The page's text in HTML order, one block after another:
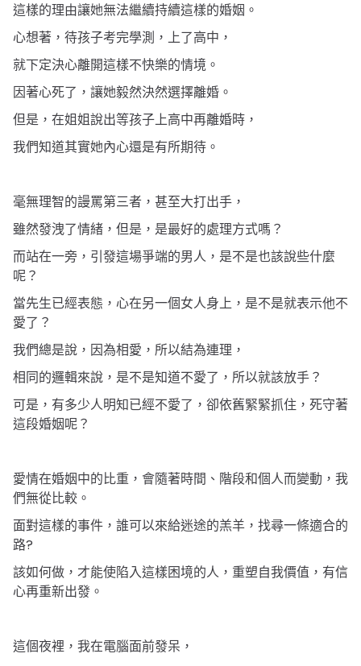
這樣的理由讓她無法繼續持續這樣的婚姻。
心想著，待孩子考完學測，上了高中，
就下定決心離開這樣不快樂的情境。
因著心死了，讓她毅然決然選擇離婚。
但是，在姐姐說出等孩子上高中再離婚時，
我們知道其實她內心還是有所期待。
毫無理智的謾罵第三者，甚至大打出手，
雖然發洩了情緒，但是，是最好的處理方式嗎？
而站在一旁，引發這場爭端的男人，是不是也該說些什麼
呢？
當先生已經表態，心在另一個女人身上，是不是就表示他不
愛了？
我們總是說，因為相愛，所以結為連理，
相同的邏輯來說，是不是知道不愛了，所以就該放手？
可是，有多少人明知已經不愛了，卻依舊緊緊抓住，死守著
這段婚姻呢？
愛情在婚姻中的比重，會隨著時間、階段和個人而變動，我
們無從比較。
面對這樣的事件，誰可以來給迷途的羔羊，找尋一條適合的
路?
該如何做，才能使陷入這樣困境的人，重塑自我價值，有信
心再重新出發。
這個夜裡，我在電腦面前發呆，